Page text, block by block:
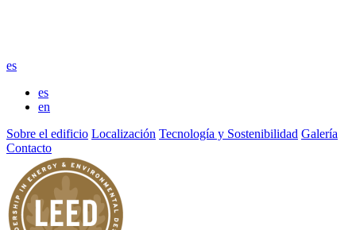
es
es
en
Sobre el edificio Localización Tecnología y Sostenibilidad Galería
Contacto